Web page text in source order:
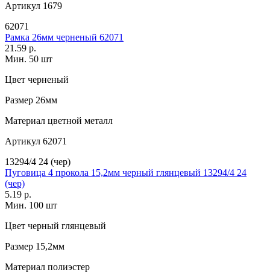
Артикул 1679
62071
Рамка 26мм черненый 62071
21.59 р.
Мин. 50 шт
Цвет черненый
Размер 26мм
Материал цветной металл
Артикул 62071
13294/4 24 (чер)
Пуговица 4 прокола 15,2мм черный глянцевый 13294/4 24
(чер)
5.19 р.
Мин. 100 шт
Цвет черный глянцевый
Размер 15,2мм
Материал полиэстер